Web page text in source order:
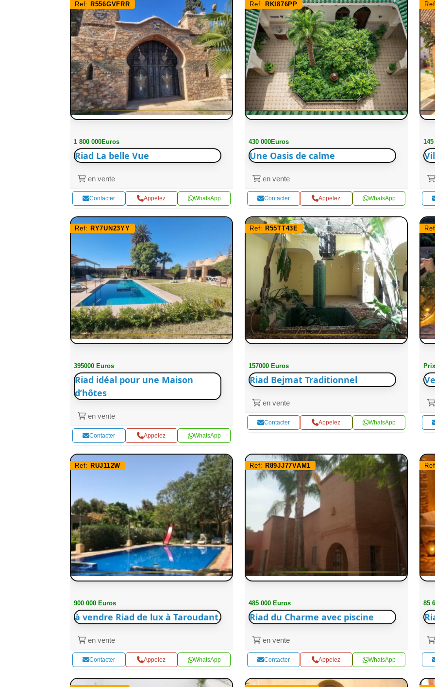
Ref: R556GVFRR
1 800 000Euros
Riad La belle Vue
en vente
Contacter Appelez WhatsApp
Ref: RKI876PP
430 000Euros
Une Oasis de calme
en vente
Contacter Appelez WhatsApp
Ref: RY7UN23YY
395000 Euros
Riad idéal pour une Maison
d’hôtes
en vente
Contacter Appelez WhatsApp
Ref: R55TT43E
157000 Euros
Riad Bejmat Traditionnel
en vente
Contacter Appelez WhatsApp
Ref: RUJ112W
900 000 Euros
à vendre Riad de lux à Taroudant.
en vente
Contacter Appelez WhatsApp
Ref: R89JJ77VAM1
485 000 Euros
Riad du Charme avec piscine
en vente
Contacter Appelez WhatsApp
85